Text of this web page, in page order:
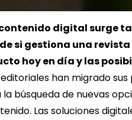
digital surge
si gestiona una revista
hoy en día y las
editoriales han migrado
la búsqueda de nuevas
Las soluciones